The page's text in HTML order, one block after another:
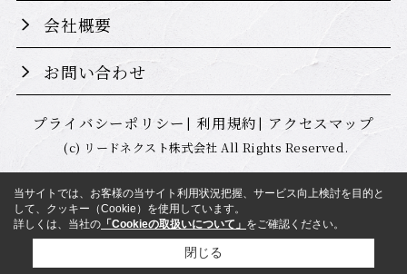
会社概要
お問い合わせ
プライバシーポリシー 利用規約 アクセスマップ
(c) リードネクスト株式会社 All Rights Reserved.
当サイトでは、お客様の当サイト利用状況把握、サービス向上検討を目的と
して、クッキー（Cookie）を使用しています。
詳しくは、当社の 「Cookieの取扱いについて」 をご確認ください。
閉じる